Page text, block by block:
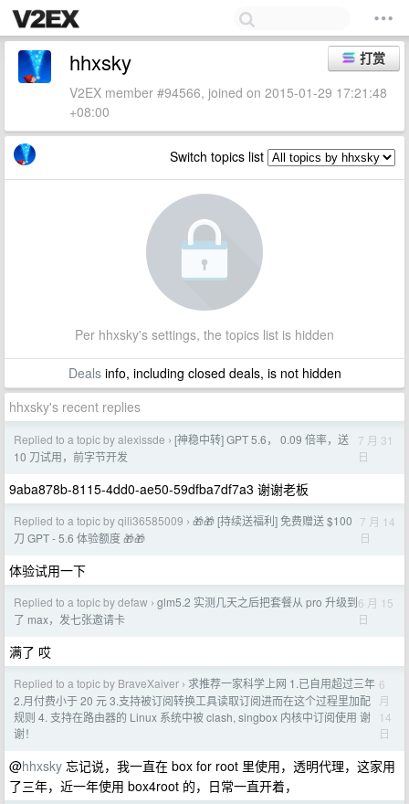
打赏
hhxsky
V2EX member #94566, joined on 2015-01-29 17:21:48
+08:00
Switch topics list
Per hhxsky's settings, the topics list is hidden
Dealsinfo, including closed deals, is not hidden
hhxsky's recent replies
Replied to a topic by alexissde › [神稳中转] GPT 5.6， 0.09 倍率，送
10 刀试用，前字节开发
7 月 31
日
9aba878b-8115-4dd0-ae50-59dfba7df7a3 谢谢老板
Replied to a topic by qili36585009 › 🎁🎁 [持续送福利] 免费赠送 $100
刀 GPT - 5.6 体验额度 🎁🎁
7 月 14
日
体验试用一下
Replied to a topic by defaw › glm5.2 实测几天之后把套餐从 pro 升级到
了 max，发七张邀请卡
6 月 15
日
满了 哎
Replied to a topic by BraveXaiver › 求推荐一家科学上网 1.已自用超过三年
2.月付费小于 20 元 3.支持被订阅转换工具读取订阅进而在这个过程里加配
规则 4. 支持在路由器的 Linux 系统中被 clash, singbox 内核中订阅使用 谢
谢！
6
月
14
日
@hhxsky 忘记说，我一直在 box for root 里使用，透明代理，这家用
了三年，近一年使用 box4root 的，日常一直开着，